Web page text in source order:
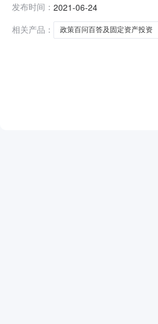
44000元，陕西顺美印务有
次询价中标候选单
发布时间： 2021-06-24
相关产品：
政策百问百答及固定资产投资